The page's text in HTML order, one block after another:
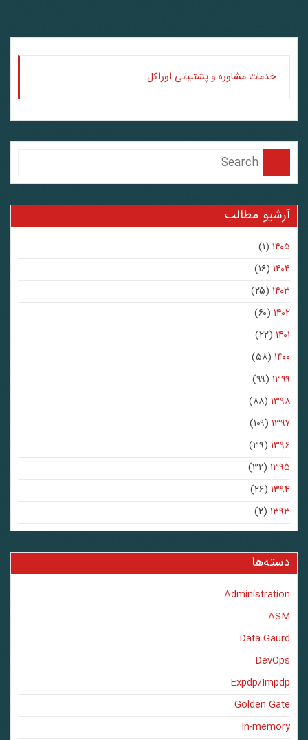
خدمات مشاوره و پشتیبانی اوراکل
آرشیو مطالب
(۱)
(۱۶)
(۲۵)
(۶۰)
(۲۲)
(۵۸)
(۹۹)
۱۳۹۸(۸۸)
۱۳۹۷(۱۰۹)
۱۳۹۶(۳۹)
۱۳۹۵(۳۲)
۱۳۹۴(۲۶)
۱۳۹۳(۲)
دسته‌ها
Administration
ASM
Data Gaurd
DevOps
Expdp/Impdp
Golden Gate
In-memory